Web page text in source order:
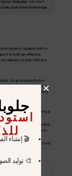
🎬 إنشاء
🎨 توليد